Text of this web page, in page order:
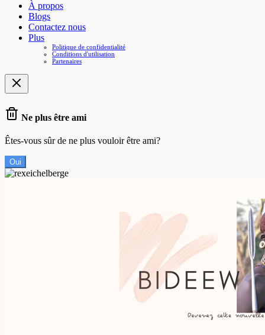
À propos
Blogs
Contactez nous
Plus
Politique de confidentialité
Conditions d'utilisation
Partenaires
Ne plus être ami
Êtes-vous sûr de ne plus vouloir être ami?
Oui